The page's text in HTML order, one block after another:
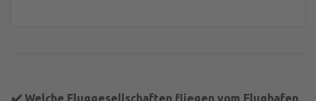
✔️ Welche Fluggesellschaften fliegen vom Flughafen